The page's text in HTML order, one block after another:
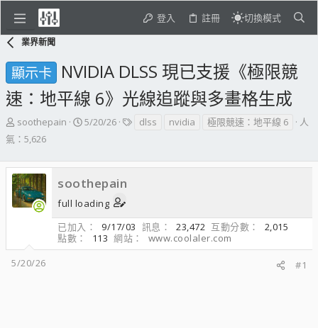
登入 註冊 切換模式
業界新聞
顯示卡 NVIDIA DLSS 現已支援《極限競
速：地平線 6》光線追蹤與多畫格生成
主
題
起
人
soothepain
開
期
5/20/26
標dlss nvidia 極限競速：地平線 6
人
氣：5,626
soothepain
full loading
已加入
9/17/03 訊息 23,472 互動分數
2,015
點數
113 網站
www.coolaler.com
5/20/26
#1